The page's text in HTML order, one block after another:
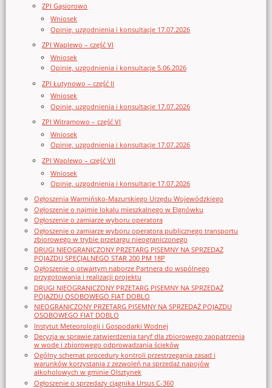
ZPI Gąsiorowo
Wniosek
Opinie, uzgodnienia i konsultacje 17.07.2026
ZPI Waplewo – część VI
Wniosek
Opinie, uzgodnienia i konsultacje 5.06.2026
ZPI Łutynowo – część II
Wniosek
Opinie, uzgodnienia i konsultacje 17.07.2026
ZPI Witramowo – część VI
Wniosek
Opinie, uzgodnienia i konsultacje 17.07.2026
ZPI Waplewo – część VII
Wniosek
Opinie, uzgodnienia i konsultacje 17.07.2026
Ogłoszenia Warmińsko-Mazurskiego Urzędu Wojewódzkiego
Ogłoszenie o najmie lokalu mieszkalnego w Elgnówku
Ogłoszenie o zamiarze wyboru operatora
Ogłoszenie o zamiarze wyboru operatora publicznego transportu
zbiorowego w trybie przetargu nieograniczonego
DRUGI NIEOGRANICZONY PRZETARG PISEMNY NA SPRZEDAŻ
POJAZDU SPECJALNEGO STAR 200 PM 18P
Ogłoszenie o otwartym naborze Partnera do wspólnego
przygotowania i realizacji projektu
DRUGI NIEOGRANICZONY PRZETARG PISEMNY NA SPRZEDAŻ
POJAZDU OSOBOWEGO FIAT DOBLO
NIEOGRANICZONY PRZETARG PISEMNY NA SPRZEDAŻ POJAZDU
OSOBOWEGO FIAT DOBLO
Instytut Meteorologii i Gospodarki Wodnej
Decyzja w sprawie zatwierdzenia taryf dla zbiorowego zaopatrzenia
w wodę i zbiorowego odprowadzania ścieków
Ogólny schemat procedury kontroli przestrzegania zasad i
warunków korzystania z zezwoleń na sprzedaż napojów
alkoholowych w gminie Olsztynek
Ogłoszenie o sprzedaży ciągnika Ursus C-360